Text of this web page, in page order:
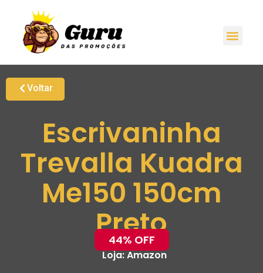
Voltar
Escrivaninha
Trevalla Kuadra
Me150 150cm
Preto
44% OFF
Loja:Amazon